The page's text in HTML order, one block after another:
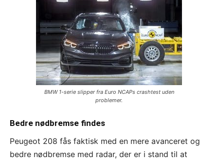
BMW 1-serie slipper fra Euro NCAPs crashtest uden
problemer.
Bedre nødbremse findes
Peugeot 208 fås faktisk med en mere avanceret og
bedre nødbremse med radar, der er i stand til at